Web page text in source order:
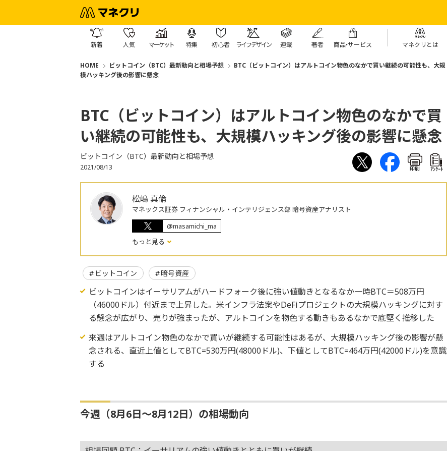
新着 人気 マーケット 特集 初心者 ライフデザイン 連載 著者 商品・サービス マネクリとは
HOME ビットコイン（BTC）最新動向と相場予想
BTC（ビットコイン）はアルトコイン物色のなかで買い継続の可能性も、大規
模ハッキング後の影響に懸念
BTC（ビットコイン）はアルトコイン物色のなかで買
い継続の可能性も、大規模ハッキング後の影響に懸念
ビットコイン（BTC）最新動向と相場予想
2021/08/13 印刷 ｱﾝｹｰﾄ
松嶋 真倫
マネックス証券 フィナンシャル・インテリジェンス部 暗号資産アナリスト
@masamichi_ma
もっと見る
ビットコイン 暗号資産
ビットコインはイーサリアムがハードフォーク後に強い値動きとなるなか一時BTC＝508万円
（46000ドル）付近まで上昇した。米インフラ法案やDeFiプロジェクトの大規模ハッキングに対す
る懸念が広がり、売りが強まったが、アルトコインを物色する動きもあるなかで底堅く推移した
来週はアルトコイン物色のなかで買いが継続する可能性はあるが、大規模ハッキング後の影響が懸
念される、直近上値としてBTC=530万円(48000ドル)、下値としてBTC=464万円(42000ドル)を意識
する
今週（8月6日～8月12日）の相場動向